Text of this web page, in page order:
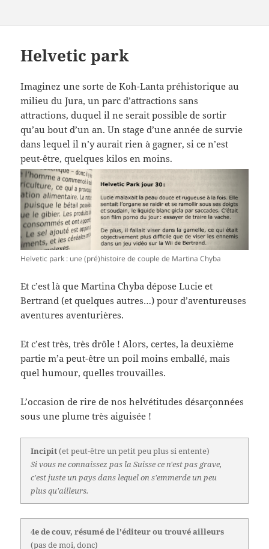
Helvetic park
Imaginez une sorte de Koh-Lanta préhistorique au
milieu du Jura, un parc d’attractions sans
attractions, duquel il ne serait possible de sortir
qu’au bout d’un an. Un stage d’une année de survie
dans lequel il n’y aurait rien à gagner, si ce n’est
peut-être, quelques kilos en moins.
Helvetic park : une (pré)histoire de couple de Martina Chyba
Et c’est là que Martina Chyba dépose Lucie et
Bertrand (et quelques autres…) pour d’aventureuses
aventures aventurières.
Et c’est très, très drôle ! Alors, certes, la deuxième
partie m’a peut-être un poil moins emballé, mais
quel humour, quelles trouvailles.
L’occasion de rire de nos helvétitudes désarçonnées
sous une plume très aiguisée !
Incipit(et peut-être un petit peu plus si entente)
Si vous ne connaissez pas la Suisse ce n'est pas grave,
c'est juste un pays dans lequel on s'emmerde un peu
plus qu'ailleurs.
4e de couv, résumé de l'éditeur ou trouvé ailleurs
(pas de moi, donc)